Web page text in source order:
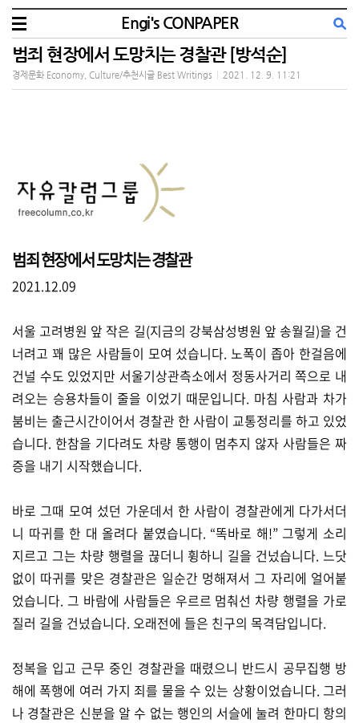
Engi's CONPAPER
범죄 현장에서 도망치는 경찰관 [방석순]
경제문화 Economy, Culture/추천시글 Best Writings 2021. 12. 9. 11:21
범죄 현장에서 도망치는 경찰관
2021.12.09
서울 고려병원 앞 작은 길(지금의 강북삼성병원 앞 송월길)을 건
너려고 꽤 많은 사람들이 모여 섰습니다. 노폭이 좁아 한걸음에
건널 수도 있었지만 서울기상관측소에서 정동사거리 쪽으로 내
려오는 승용차들이 줄을 이었기 때문입니다. 마침 사람과 차가
붐비는 출근시간이어서 경찰관 한 사람이 교통정리를 하고 있었
습니다. 한참을 기다려도 차량 통행이 멈추지 않자 사람들은 짜
증을 내기 시작했습니다.
바로 그때 모여 섰던 가운데서 한 사람이 경찰관에게 다가서더
니 따귀를 한 대 올려다 붙였습니다. “똑바로 해!” 그렇게 소리
지르고 그는 차량 행렬을 끊더니 휭하니 길을 건넜습니다. 느닷
없이 따귀를 맞은 경찰관은 일순간 멍해져서 그 자리에 얼어붙
었습니다. 그 바람에 사람들은 우르르 멈춰선 차량 행렬을 가로
질러 길을 건넜습니다. 오래전에 들은 친구의 목격담입니다.
정복을 입고 근무 중인 경찰관을 때렸으니 반드시 공무집행 방
해에 폭행에 여러 가지 죄를 물을 수 있는 상황이었습니다. 그러
나 경찰관은 신분을 알 수 없는 행인의 서슬에 눌려 한마디 항의